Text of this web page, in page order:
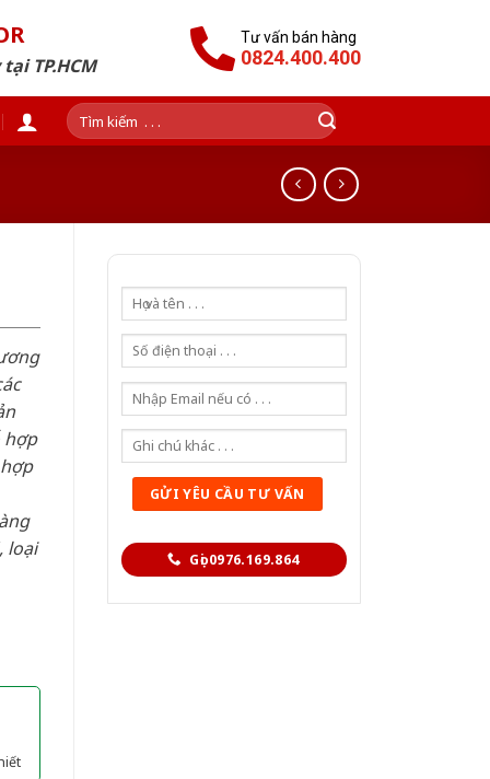
TP.HCM
Tư vấn bán hàng
0824.400.400
Tìm
kiếm:
Gọi 0976.169.864
hợp
loại